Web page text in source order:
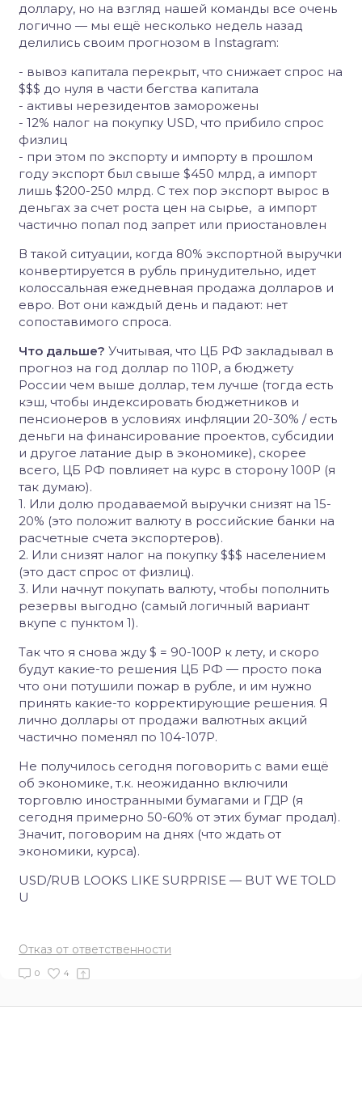
доллару, но на взгляд нашей команды все очень
логично — мы ещё несколько недель назад
делились своим прогнозом в Instagram:
- вывоз капитала перекрыт, что снижает спрос на
$$$ до нуля в части бегства капитала
- активы нерезидентов заморожены
- 12% налог на покупку USD, что прибило спрос
физлиц
- при этом по экспорту и импорту в прошлом
году экспорт был свыше $450 млрд, а импорт
лишь $200-250 млрд. С тех пор экспорт вырос в
деньгах за счет роста цен на сырье, а импорт
частично попал под запрет или приостановлен
В такой ситуации, когда 80% экспортной выручки
конвертируется в рубль принудительно, идет
колоссальная ежедневная продажа долларов и
евро. Вот они каждый день и падают: нет
сопоставимого спроса.
Что дальше? Учитывая, что ЦБ РФ закладывал в
прогноз на год доллар по 110Р, а бюджету
России чем выше доллар, тем лучше (тогда есть
кэш, чтобы индексировать бюджетников и
пенсионеров в условиях инфляции 20-30% / есть
деньги на финансирование проектов, субсидии
и другое латание дыр в экономике), скорее
всего, ЦБ РФ повлияет на курс в сторону 100Р (я
так думаю).
1. Или долю продаваемой выручки снизят на 15-
20% (это положит валюту в российские банки на
расчетные счета экспортеров).
2. Или снизят налог на покупку $$$ населением
(это даст спрос от физлиц).
3. Или начнут покупать валюту, чтобы пополнить
резервы выгодно (самый логичный вариант
вкупе с пунктом 1).
Так что я снова жду $ = 90-100Р к лету, и скоро
будут какие-то решения ЦБ РФ — просто пока
что они потушили пожар в рубле, и им нужно
принять какие-то корректирующие решения. Я
лично доллары от продажи валютных акций
частично поменял по 104-107Р.
Не получилось сегодня поговорить с вами ещё
об экономике, т.к. неожиданно включили
торговлю иностранными бумагами и ГДР (я
сегодня примерно 50-60% от этих бумаг продал).
Значит, поговорим на днях (что ждать от
экономики, курса).
USD/RUB LOOKS LIKE SURPRISE — BUT WE TOLD
U
Отказ от ответственности
0 4